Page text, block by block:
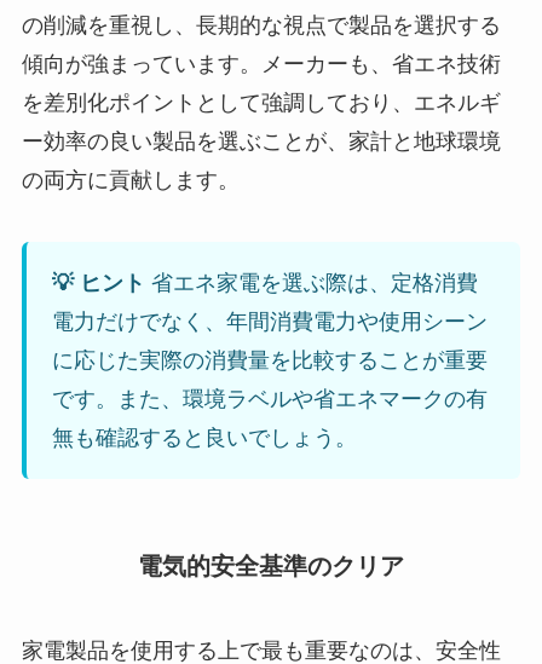
の削減を重視し、長期的な視点で製品を選択する
傾向が強まっています。メーカーも、省エネ技術
を差別化ポイントとして強調しており、エネルギ
ー効率の良い製品を選ぶことが、家計と地球環境
の両方に貢献します。
💡 ヒント 省エネ家電を選ぶ際は、定格消費
電力だけでなく、年間消費電力や使用シーン
に応じた実際の消費量を比較することが重要
です。また、環境ラベルや省エネマークの有
無も確認すると良いでしょう。
電気的安全基準のクリア
家電製品を使用する上で最も重要なのは、安全性